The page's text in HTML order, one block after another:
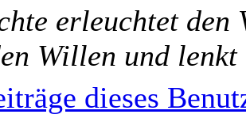
erleuchtet den
Willen und